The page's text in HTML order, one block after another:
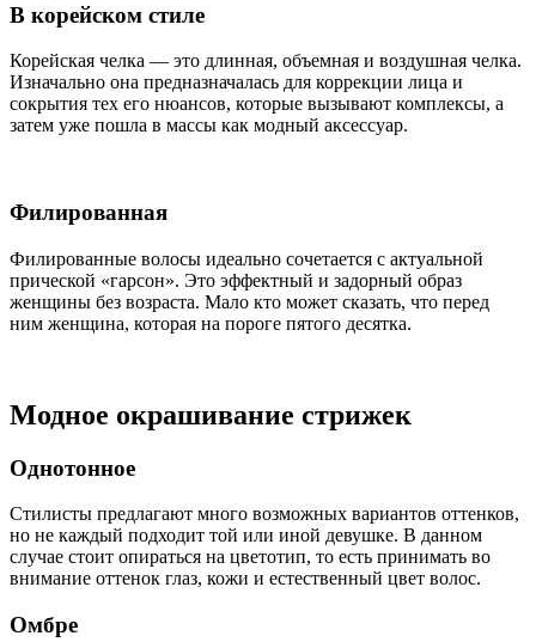
В корейском стиле
Корейская челка — это длинная, объемная и воздушная челка.
Изначально она предназначалась для коррекции лица и
сокрытия тех его нюансов, которые вызывают комплексы, а
затем уже пошла в массы как модный аксессуар.
Филированная
Филированные волосы идеально сочетается с актуальной
прической «гарсон». Это эффектный и задорный образ
женщины без возраста. Мало кто может сказать, что перед
ним женщина, которая на пороге пятого десятка.
Модное окрашивание стрижек
Однотонное
Стилисты предлагают много возможных вариантов оттенков,
но не каждый подходит той или иной девушке. В данном
случае стоит опираться на цветотип, то есть принимать во
внимание оттенок глаз, кожи и естественный цвет волос.
Омбре